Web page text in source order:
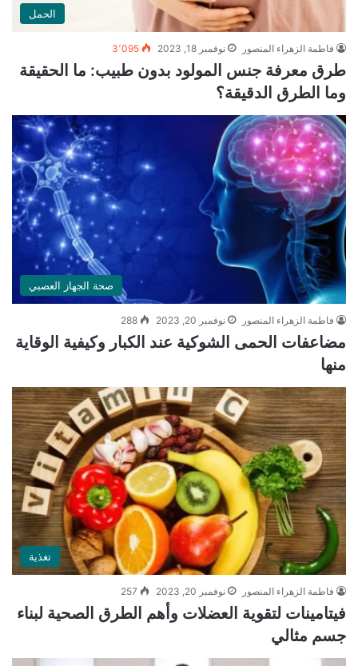
الحمل
فاطمة الزهراء المنصور نوفمبر 18, 2023 3٬095
طرق معرفة جنس المولود بدون طبيب: ما الحقيقة
وما الطرق الدقيقة؟
صحة الجهاز العصبي
فاطمة الزهراء المنصور نوفمبر 20, 2023 288
مضاعفات الحمى الشوكية عند الكبار وكيفية الوقاية
منها
تغذية
فاطمة الزهراء المنصور نوفمبر 20, 2023 257
فيتامينات لتقوية العضلات وأهم الطرق الصحية لبناء
جسم مثالي